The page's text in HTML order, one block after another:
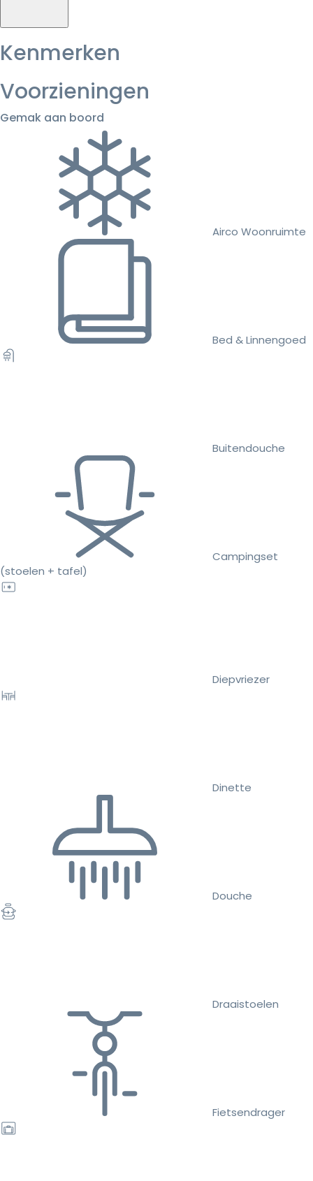
Kenmerken
Voorzieningen
Gemak aan boord
Airco Woonruimte
Bed & Linnengoed
Buitendouche
Campingset
(stoelen + tafel)
Diepvriezer
Dinette
Douche
Draaistoelen
Fietsendrager